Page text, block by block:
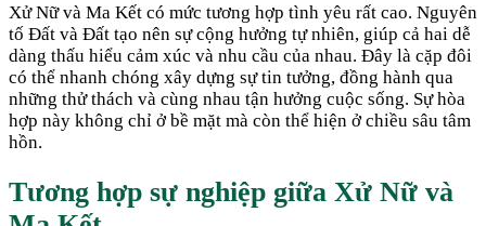
Xử Nữ và Ma Kết có mức tương hợp tình yêu rất cao. Nguyên
tố Đất và Đất tạo nên sự cộng hưởng tự nhiên, giúp cả hai dễ
dàng thấu hiểu cảm xúc và nhu cầu của nhau. Đây là cặp đôi
có thể nhanh chóng xây dựng sự tin tưởng, đồng hành qua
những thử thách và cùng nhau tận hưởng cuộc sống. Sự hòa
hợp này không chỉ ở bề mặt mà còn thể hiện ở chiều sâu tâm
hồn.
Tương hợp sự nghiệp giữa Xử Nữ và